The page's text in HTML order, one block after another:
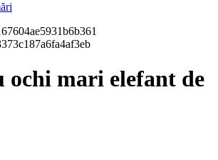
ochi mari elefant de